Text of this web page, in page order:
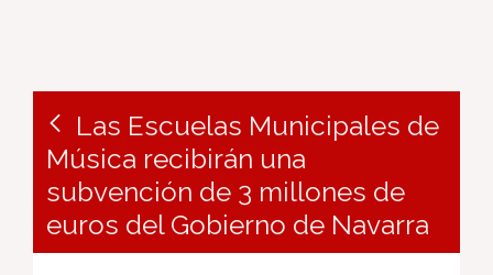
Las Escuelas Municipales de
Música recibirán una
subvención de 3 millones de
euros del Gobierno de Navarra